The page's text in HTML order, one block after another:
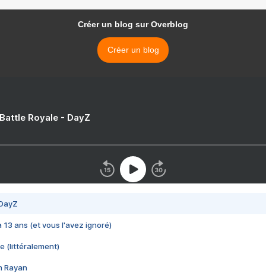
Créer un blog sur Overblog
Créer un blog
Royale - DayZ
13 ans (et vous l'avez ignoré)
(littéralement)
Rayan